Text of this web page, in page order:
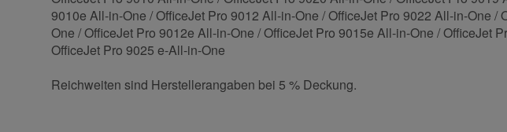
9010e All-in-One / OfficeJet Pro 9012 All-in-One / OfficeJet Pro 9022 All-in-One
One / OfficeJet Pro 9012e All-in-One / OfficeJet Pro 9015e All-in-One / OfficeJet
OfficeJet Pro 9025 e-All-in-One
Reichweiten sind Herstellerangaben bei 5 % Deckung.